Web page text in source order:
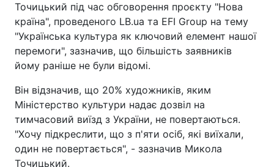
Точицький під час обговорення проєкту "Нова
країна", проведеного LB.ua та EFI Group на тему
"Українська культура як ключовий елемент нашої
перемоги", зазначив, що більшість заявників
йому раніше не були відомі.
Він відзначив, що 20% художників, яким
Міністерство культури надає дозвіл на
тимчасовий виїзд з України, не повертаються.
"Хочу підкреслити, що з п'яти осіб, які виїхали,
один не повертається", - зазначив Микола
Точицький.